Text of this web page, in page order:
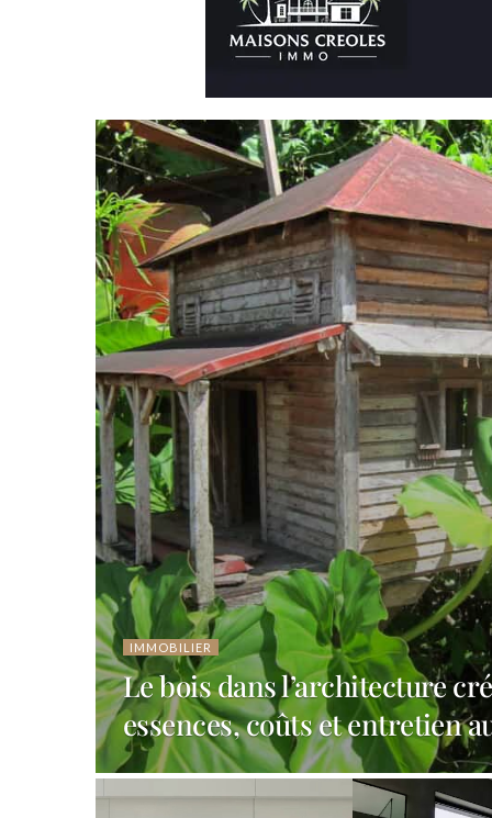
IMMOBILIER
Le bois dans l’architecture
essences, coûts et entretien